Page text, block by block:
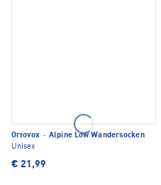
Ortovox · Alpine Low Wandersocken
Unisex
€ 21,99